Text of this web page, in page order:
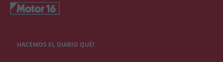
HACEMOS EL DIARIO QUÉ!